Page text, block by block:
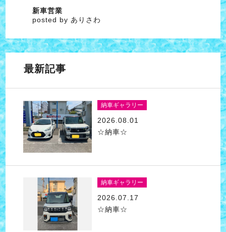
新車営業
posted by ありさわ
最新記事
納車ギャラリー
2026.08.01
☆納車☆
納車ギャラリー
2026.07.17
☆納車☆